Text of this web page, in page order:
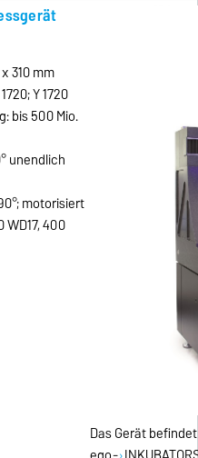
310 mm
Y 1720
bis 500 Mio.
unendlich
motorisiert
400
Das Gerät